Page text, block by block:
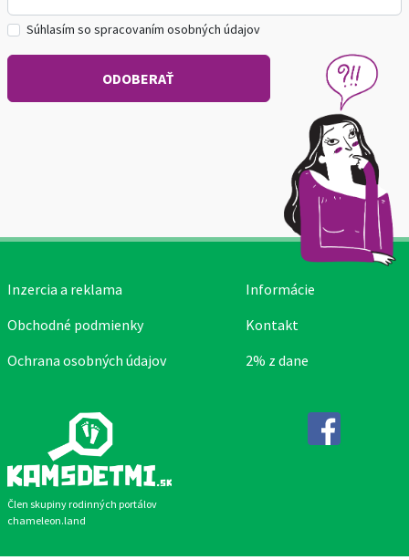
Súhlasím so spracovaním osobných údajov
Člen skupiny rodinných portálov
chameleon.land
Inzercia a reklama
Obchodné podmienky
Ochrana osobných údajov
Informácie
Kontakt
2% z dane